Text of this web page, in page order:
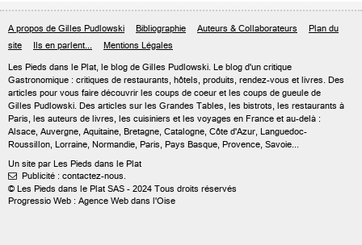
A propos de Gilles Pudlowski Bibliographie Auteurs & Collaborateurs
Plan du
site
Ils en parlent... Mentions Légales
Les Pieds dans le Plat, le blog de Gilles Pudlowski. Le blog d'un critique
Gastronomique : critiques de restaurants, hôtels, produits, rendez-vous et livres. Des
articles pour vous faire découvrir les coups de coeur et les coups de gueule de
Gilles Pudlowski. Des articles sur les Grandes Tables, les bistrots, les restaurants à
Paris, les auteurs de livres, les cuisiniers et les voyages en France et au-delà :
Alsace, Auvergne, Aquitaine, Bretagne, Catalogne, Côte d'Azur, Languedoc-
Roussillon, Lorraine, Normandie, Paris, Pays Basque, Provence, Savoie...
Un site par Les Pieds dans le Plat
 Publicité : contactez-nous.
© Les Pieds dans le Plat SAS - 2024 Tous droits réservés
Progressio Web : Agence Web dans l'Oise